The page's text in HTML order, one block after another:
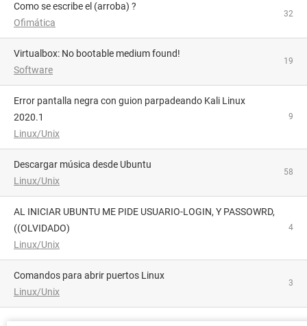
Como se escribe el (arroba) ?
Ofimática
32
Virtualbox: No bootable medium found!
Software
19
Error pantalla negra con guion parpadeando Kali Linux
2020.1
Linux/Unix
9
Descargar música desde Ubuntu
Linux/Unix
58
AL INICIAR UBUNTU ME PIDE USUARIO-LOGIN, Y PASSOWRD,
((OLVIDADO)
Linux/Unix
4
Comandos para abrir puertos Linux
Linux/Unix
3